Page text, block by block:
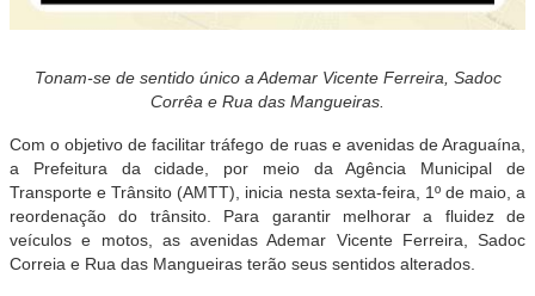
Tonam-se de sentido único a Ademar Vicente Ferreira, Sadoc
Corrêa e Rua das Mangueiras.
Com o objetivo de facilitar tráfego de ruas e avenidas de Araguaína,
a Prefeitura da cidade, por meio da Agência Municipal de
Transporte e Trânsito (AMTT), inicia nesta sexta-feira, 1º de maio, a
reordenação do trânsito. Para garantir melhorar a fluidez de
veículos e motos, as avenidas Ademar Vicente Ferreira, Sadoc
Correia e Rua das Mangueiras terão seus sentidos alterados.